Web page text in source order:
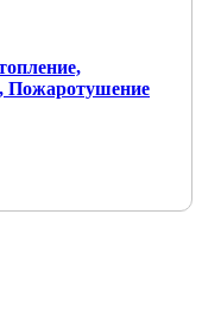
Пожаротушение